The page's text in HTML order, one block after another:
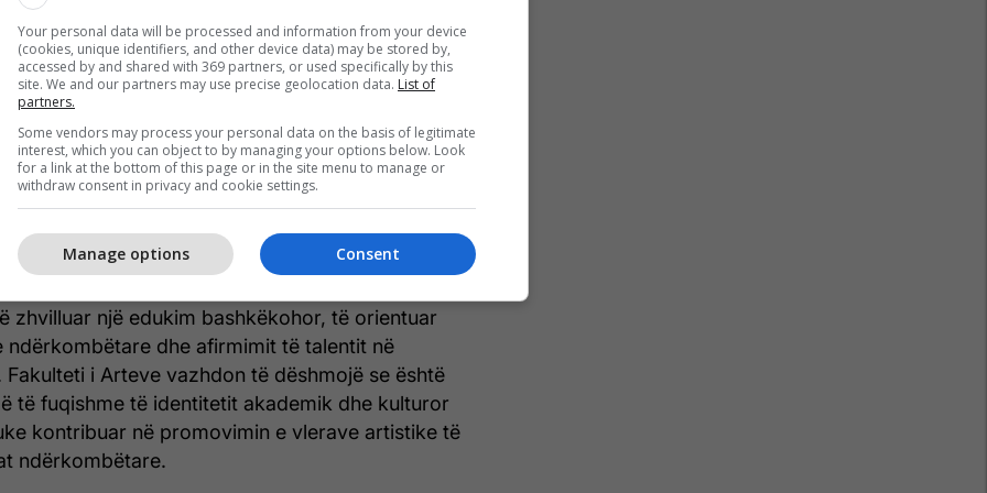
ma. Gjulian Bytyqi, duke konfirmuar potencialin
zhvillimin artistik.
u shënua edhe nga Kuarteti i Gitarave, i përbërë
Blina Nushi, Lindi Rudi dhe Sidrit Haliti, të cilët në
Music) fituan Çmimin e Parë, nën
Ass. Gjulian Bytyqi. Ky sukses përfaqëson jo
por edhe një nivel të lartë të bashkëpunimit
një reflektim i drejtpërdrejtë i vizionit të
zhvilluar një edukim bashkëkohor, të orientuar
ndërkombëtare dhe afirmimit të talentit në
Fakulteti i Arteve vazhdon të dëshmojë se është
të fuqishme të identitetit akademik dhe kulturor
kontribuar në promovimin e vlerave artistike të
ndërkombëtare.
Your personal data will be processed and information from your device
(cookies, unique identifiers, and other device data) may be stored by,
accessed by and shared with 369 partners, or used specifically by this
site. We and our partners may use precise geolocation data. List of
partners.
Some vendors may process your personal data on the basis of legitimate
interest, which you can object to by managing your options below. Look
for a link at the bottom of this page or in the site menu to manage or
withdraw consent in privacy and cookie settings.
Consent
Manage options